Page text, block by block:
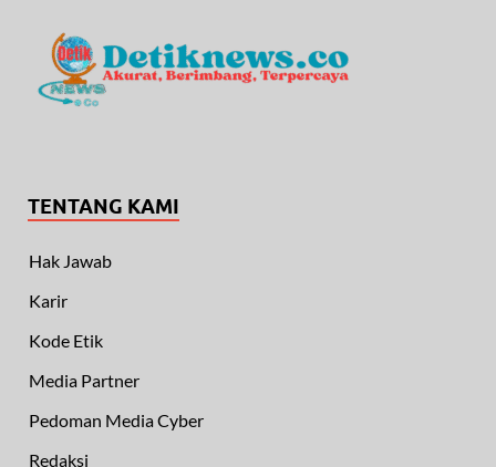
TENTANG KAMI
Hak Jawab
Karir
Kode Etik
Media Partner
Pedoman Media Cyber
Redaksi